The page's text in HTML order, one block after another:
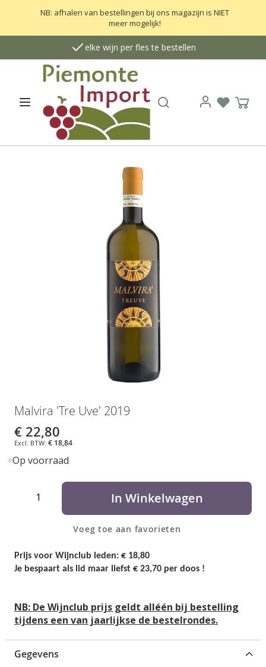
NB: afhalen van bestellingen bij ons magazijn is NIET
meer mogelijk!
elke wijn per fles te bestellen
Open menu
f
b
e
l
-
g
l
e
i
a
n
a
a
r
h
n
v
d
e
a
f
Malvira 'Tre Uve' 2019
€ 22,80
€ 18,84
Op voorraad
In Winkelwagen
Voeg toe aan favorieten
Prijs voor Wijnclub leden: € 18,80
Je bespaart als lid maar liefst € 23,70 per doos !
NB: De Wijnclub prijs geldt alléén bij bestelling
tijdens een van jaarlijkse de bestelrondes.
Gegevens